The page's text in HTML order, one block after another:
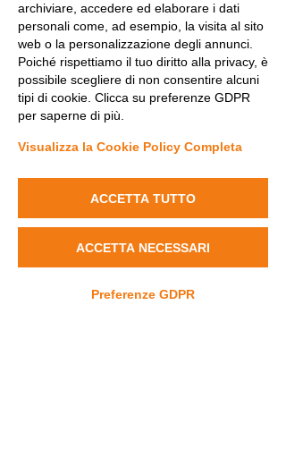
Se volete scoprire di più,
visitate il sito www.epag-
italia.it
L'International Bureau for Epilepsy (IBE) è
stato istituito nel 1961 come organizzazione
di laici e professionisti interessati agli aspetti
affronta problemi sociali come l'istruzione,
l'occupazione, l'assicurazione, le restrizioni
del pubblico.
Se volete scoprire di più,
visitate il sito https://www.ibe-
archiviare, accedere ed elaborare i dati
personali come, ad esempio, la visita al sito
web o la personalizzazione degli annunci.
Poiché rispettiamo il tuo diritto alla privacy, è
possibile scegliere di non consentire alcuni
tipi di cookie. Clicca su preferenze GDPR
per saperne di più.
Visualizza la Cookie Policy Completa
ACCETTA TUTTO
ACCETTA NECESSARI
Preferenze GDPR